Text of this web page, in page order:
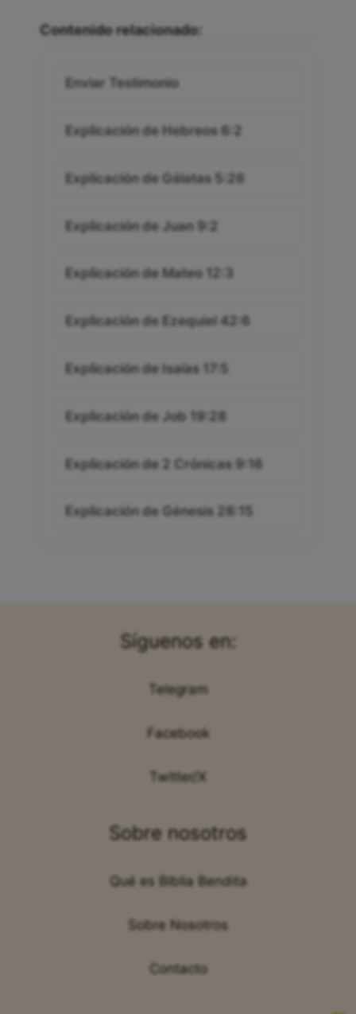
Contenido relacionado:
Enviar Testimonio
Explicación de Hebreos 6:2
Explicación de Gálatas 5:26
Explicación de Juan 9:2
Explicación de Mateo 12:3
Explicación de Ezequiel 42:6
Explicación de Isaías 17:5
Explicación de Job 19:28
Explicación de 2 Crónicas 9:16
Explicación de Génesis 28:15
Síguenos en:
Telegram
Facebook
Twitter/X
Sobre nosotros
Qué es Biblia Bendita
Sobre Nosotros
Contacto